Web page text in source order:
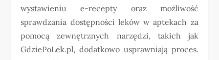
wystawieniu e-recepty oraz możliwość
sprawdzania dostępności leków w aptekach za
pomocą zewnętrznych narzędzi, takich jak
GdziePoLek.pl, dodatkowo usprawniają proces.